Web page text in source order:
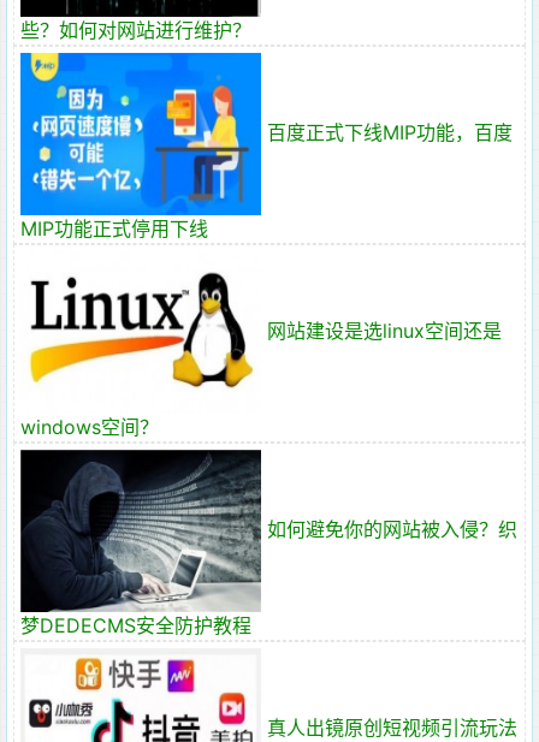
些？如何对网站进行维护？
百度正式下线MIP功能，百度
MIP功能正式停用下线
网站建设是选linux空间还是
windows空间？
如何避免你的网站被入侵？织
梦DEDECMS安全防护教程
真人出镜原创短视频引流玩法